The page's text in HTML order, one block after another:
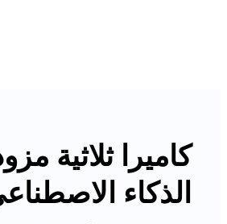
كاميرا ثلاثية
الذكاء